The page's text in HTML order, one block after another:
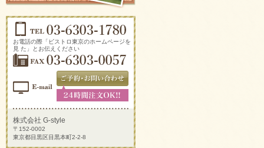
生ハムとチーズのオードブルをご注文いただ
2025/09/29
新鮮トマトのカプレーゼをご注文いただきま
した。
2025/09/29
炙りサーモンのカルパッチョをご注文いただ
きました。
ラグジュアリーパーティプレートをご注文い
2025/09/29
お電話の際「ビストロ東京のホームページを
見 た」とお伝えください
株式会社 G-style
〒152-0002
東京都目黒区目黒本町2-2-8